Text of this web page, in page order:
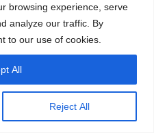
browsing experience, serve
analyze our traffic. By
to our use of cookies.
Reject All
All